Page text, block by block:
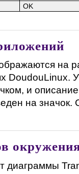
OK
на
DoudouLinux.
и
на значок.
диаграммы